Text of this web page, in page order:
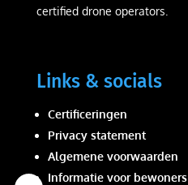
certified drone operators.
Links & socials
Certificeringen
Privacy statement
Algemene voorwaarden
Informatie voor bewoners
Wij